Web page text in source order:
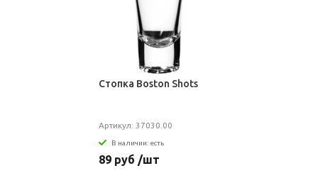
Стопка Boston Shots
Артикул: 37030.00
В наличии: есть
89 руб /шт